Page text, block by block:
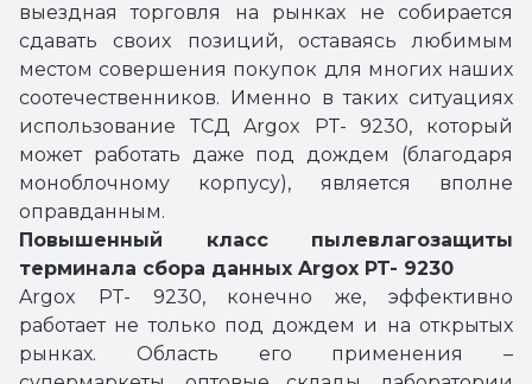
выездная торговля на рынках не собирается
сдавать своих позиций, оставаясь любимым
местом совершения покупок для многих наших
соотечественников. Именно в таких ситуациях
использование ТСД Argox PT- 9230, который
может работать даже под дождем (благодаря
моноблочному корпусу), является вполне
оправданным.
Повышенный класс пылевлагозащиты
терминала сбора данных Argox PT- 9230
Argox PT- 9230, конечно же, эффективно
работает не только под дождем и на открытых
рынках. Область его применения –